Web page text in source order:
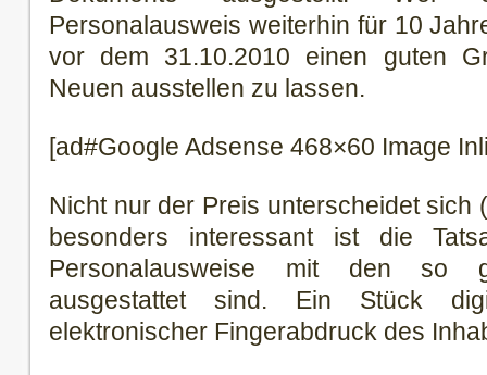
Personalausweis weiterhin für 10
vor dem 31.10.2010 einen guten
Neuen ausstellen zu lassen.
[ad#Google Adsense 468×60 Image
Nicht nur der Preis unterscheidet sich
besonders interessant ist die
Personalausweise mit den so
ausgestattet sind. Ein Stück
elektronischer Fingerabdruck des